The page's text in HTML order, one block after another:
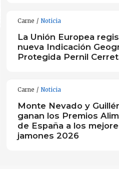
Carne Noticia
La Unión Europea
nueva Indicación
Protegida Pernil
Carne Noticia
Monte Nevado y
ganan los Premios
de España a los
jamones 2026